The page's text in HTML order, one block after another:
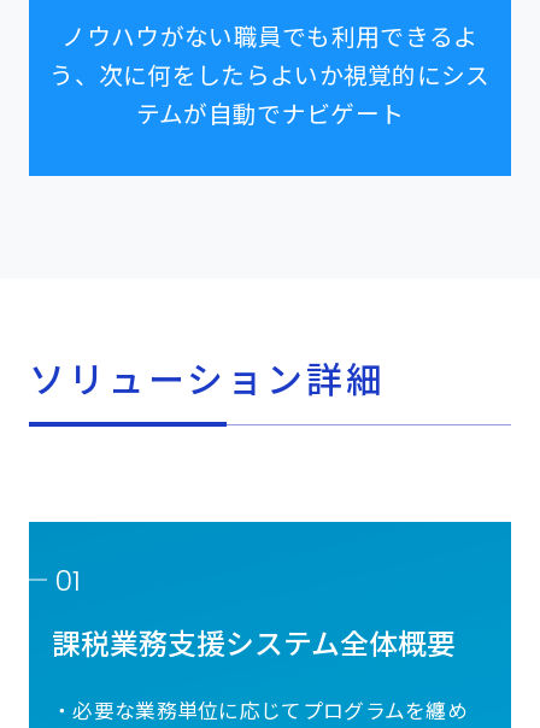
ノウハウがない職員でも利用できるよ
う、次に何をしたらよいか視覚的にシス
テムが自動でナビゲート
ソリューション詳細
課税業務支援システム全体概要
01
・必要な業務単位に応じてプログラムを纏め